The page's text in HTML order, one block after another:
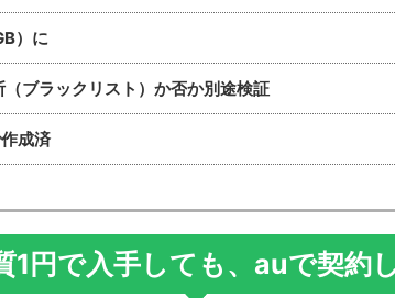
）に
ブラックリスト）か否か別途検証
成済
1円で入手しても、auで契約